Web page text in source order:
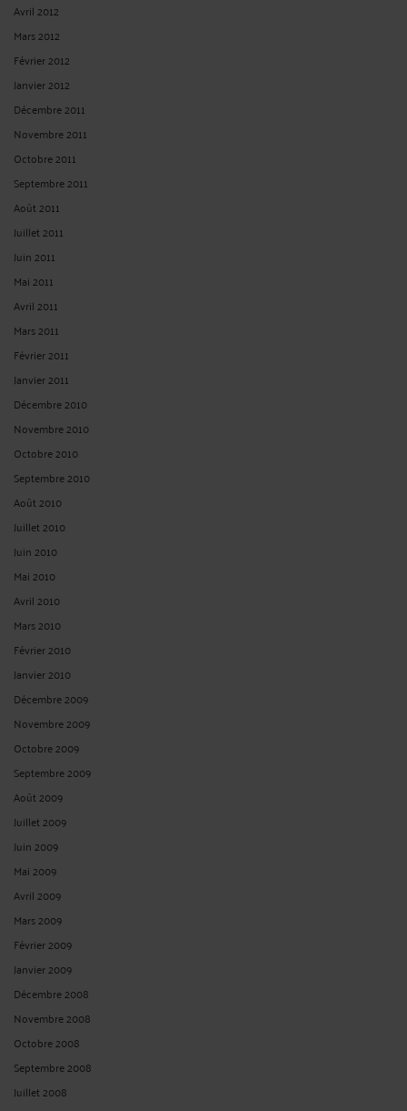
Avril 2012
Mars 2012
Février 2012
Janvier 2012
Décembre 2011
Novembre 2011
Octobre 2011
Septembre 2011
Août 2011
Juillet 2011
Juin 2011
Mai 2011
Avril 2011
Mars 2011
Février 2011
Janvier 2011
Décembre 2010
Novembre 2010
Octobre 2010
Septembre 2010
Août 2010
Juillet 2010
Juin 2010
Mai 2010
Avril 2010
Mars 2010
Février 2010
Janvier 2010
Décembre 2009
Novembre 2009
Octobre 2009
Septembre 2009
Août 2009
Juillet 2009
Juin 2009
Mai 2009
Avril 2009
Mars 2009
Février 2009
Janvier 2009
Décembre 2008
Novembre 2008
Octobre 2008
Septembre 2008
Juillet 2008